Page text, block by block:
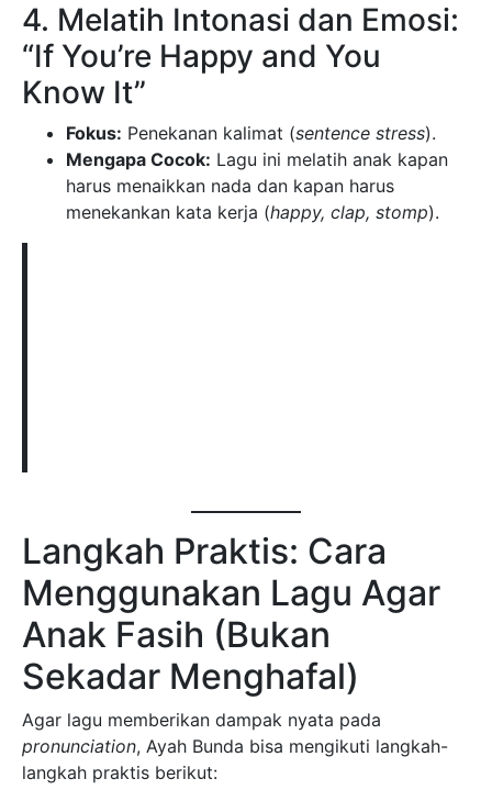
4. Melatih Intonasi dan Emosi:
“If You’re Happy and You
Know It”
Fokus: Penekanan kalimat (sentence stress).
Mengapa Cocok: Lagu ini melatih anak kapan
harus menaikkan nada dan kapan harus
menekankan kata kerja (happy, clap, stomp).
Langkah Praktis: Cara
Menggunakan Lagu Agar
Anak Fasih (Bukan
Sekadar Menghafal)
Agar lagu memberikan dampak nyata pada
pronunciation, Ayah Bunda bisa mengikuti langkah-
langkah praktis berikut: